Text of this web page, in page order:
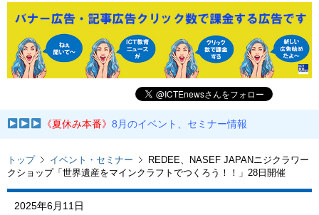
《夏休み本番》8月のイベント、セミナー情報
トップ イベント・セミナー
REDEE、NASEF JAPANニジクラワー
クショップ「世界遺産をマインクラフトでつくろう！！」28日開催
2025年6月11日